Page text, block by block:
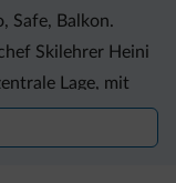
Safe, Balkon.
Skilehrer Heini
Lage, mit
Genießen Sie
uns, Sie haben es